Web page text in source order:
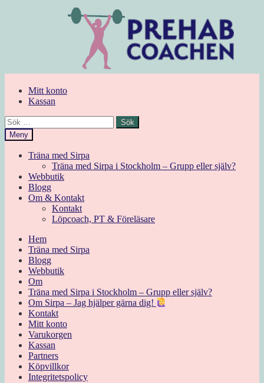
Mitt konto
Kassan
Sök
efter:
Meny
Träna med Sirpa
Träna med Sirpa i Stockholm – Grupp eller själv?
Webbutik
Blogg
Om & Kontakt
Kontakt
Löpcoach, PT & Föreläsare
Hem
Träna med Sirpa
Blogg
Webbutik
Om
Träna med Sirpa i Stockholm – Grupp eller själv?
Om Sirpa – Jag hjälper gärna dig!
Kontakt
Mitt konto
Varukorgen
Kassan
Partners
Köpvillkor
Integritetspolicy